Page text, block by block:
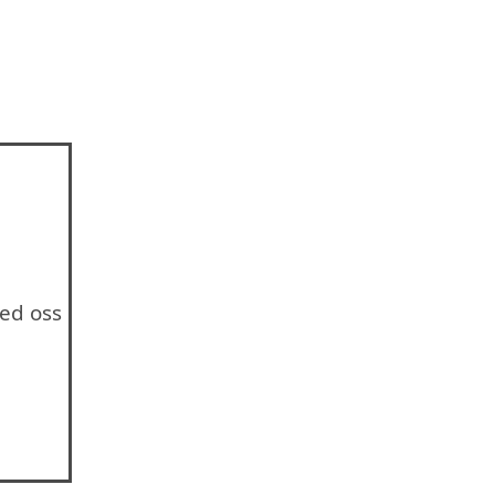
oss